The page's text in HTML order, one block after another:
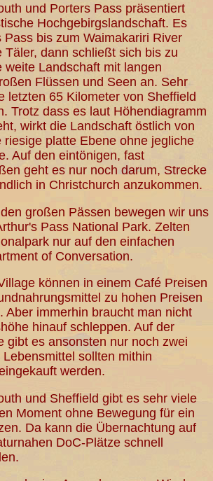
und Porters Pass präsentiert
Hochgebirgslandschaft. Es
Pass bis zum Waimakariri River
Täler, dann schließt sich bis zu
weite Landschaft mit langen
Flüssen und Seen an. Sehr
letzten 65 Kilometer von Sheffield
Trotz dass es laut Höhendiagramm
wirkt die Landschaft östlich von
riesige platte Ebene ohne jegliche
Auf den eintönigen, fast
geht es nur noch darum, Strecke
in Christchurch anzukommen.
großen Pässen bewegen wir uns
Pass National Park. Zelten
nur auf den einfachen
of Conversation.
können in einem Café Preisen
zu hohen Preisen
Aber immerhin braucht man nicht
hinauf schleppen. Auf der
gibt es ansonsten nur noch zwei
sollten mithin
werden.
und Sheffield gibt es sehr viele
Moment ohne Bewegung für ein
Da kann die Übernachtung auf
DoC-Plätze schnell